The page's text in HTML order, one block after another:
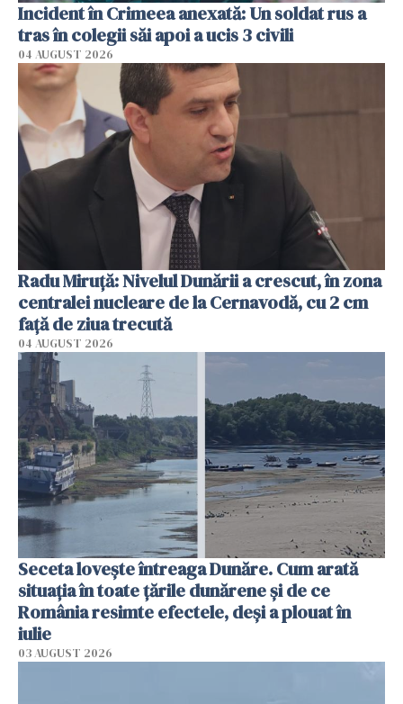
Incident în Crimeea anexată: Un soldat rus a
tras în colegii săi apoi a ucis 3 civili
04 AUGUST 2026
Radu Miruţă: Nivelul Dunării a crescut, în zona
centralei nucleare de la Cernavodă, cu 2 cm
faţă de ziua trecută
04 AUGUST 2026
Seceta lovește întreaga Dunăre. Cum arată
situația în toate țările dunărene și de ce
România resimte efectele, deși a plouat în
iulie
03 AUGUST 2026